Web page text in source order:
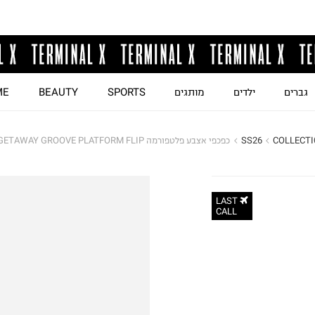
גברים ילדים מותגים SPORTS
BEAUTY
SS26 כפכפי אצבע פלטפורמה CROCS GETAWAY GROOVE PLATFORM FLIP / נשים
LAST
CALL